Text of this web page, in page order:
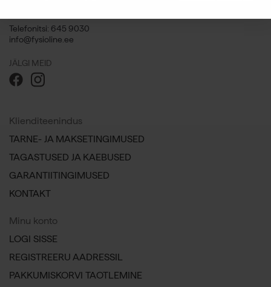
Telefonitsi: 645 9030
info@fysioline.ee
JÄLGI MEID
Klienditeenindus
TARNE- JA MAKSETINGIMUSED
TAGASTUSED JA KAEBUSED
GARANTIITINGIMUSED
KONTAKT
Minu konto
LOGI SISSE
REGISTREERU AADRESSIL
PAKKUMISKORVI TAOTLEMINE